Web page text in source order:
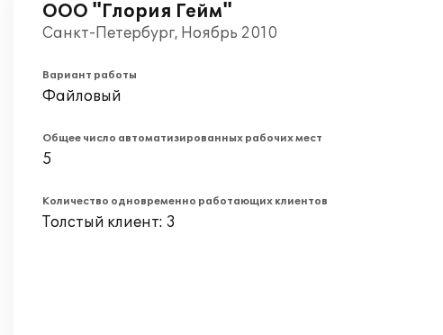
ООО "Глория Гейм"
Санкт-Петербург, Ноябрь 2010
Вариант работы
Файловый
Общее число автоматизированных рабочих мест
5
Количество одновременно работающих клиентов
Толстый клиент: 3